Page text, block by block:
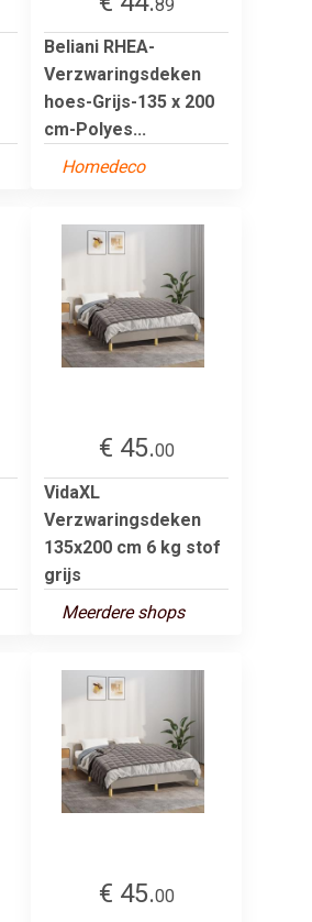
89
Beliani RHEA-
Verzwaringsdeken
hoes-Grijs-135 x 200
cm-Polyes...
Homedeco
€ 45.00
VidaXL
Verzwaringsdeken
135x200 cm 6 kg stof
grijs
Meerdere shops
€ 45.00